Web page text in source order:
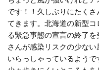
です！！久しぶりにたく
てきます。北海道の新型
る緊急事態の宣言の終了
さんが感染リスクの少な
いらっしゃっているよう